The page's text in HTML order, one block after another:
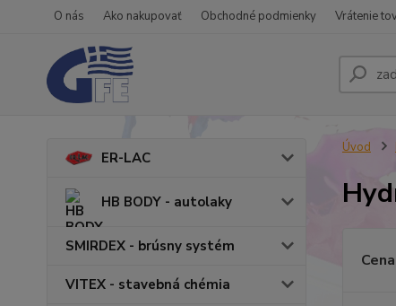
O nás Ako nakupovať Obchodné podmienky Vrátenie
ER-LAC
HB BODY - autolaky
SMIRDEX - brúsny systém
VITEX - stavebná chémia
Úvod